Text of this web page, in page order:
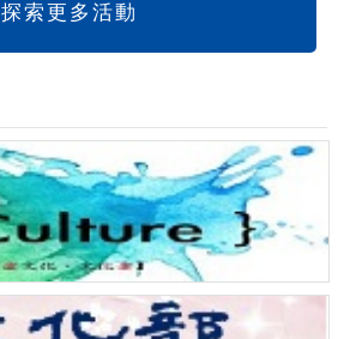
探索更多活動